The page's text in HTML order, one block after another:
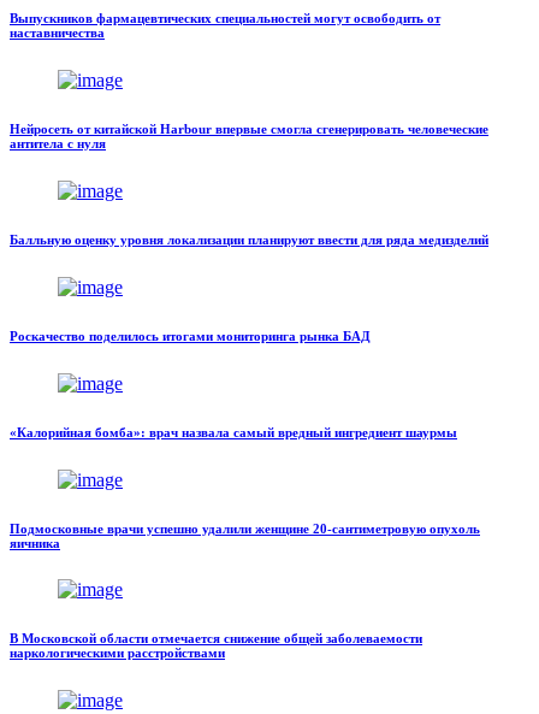
Выпускников фармацевтических специальностей могут освободить от
наставничества
Нейросеть от китайской Harbour впервые смогла сгенерировать человеческие
антитела с нуля
Балльную оценку уровня локализации планируют ввести для ряда медизделий
Роскачество поделилось итогами мониторинга рынка БАД
«Калорийная бомба»: врач назвала самый вредный ингредиент шаурмы
Подмосковные врачи успешно удалили женщине 20-сантиметровую опухоль
яичника
В Московской области отмечается снижение общей заболеваемости
наркологическими расстройствами